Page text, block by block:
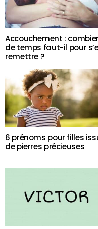
Accouchement :
de temps faut-il pour
remettre ?
6 prénoms pour filles
de pierres précieuses